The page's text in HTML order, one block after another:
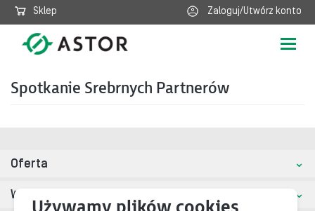
Sklep Zaloguj/Utwórz konto
Spotkanie Srebrnych Partnerów
Oferta
Wiedza i wsparcie